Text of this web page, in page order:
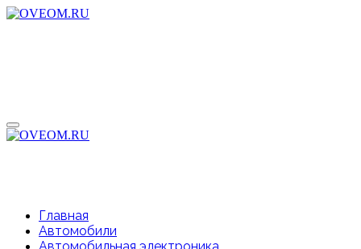
Перейти
Главная
Автомобили